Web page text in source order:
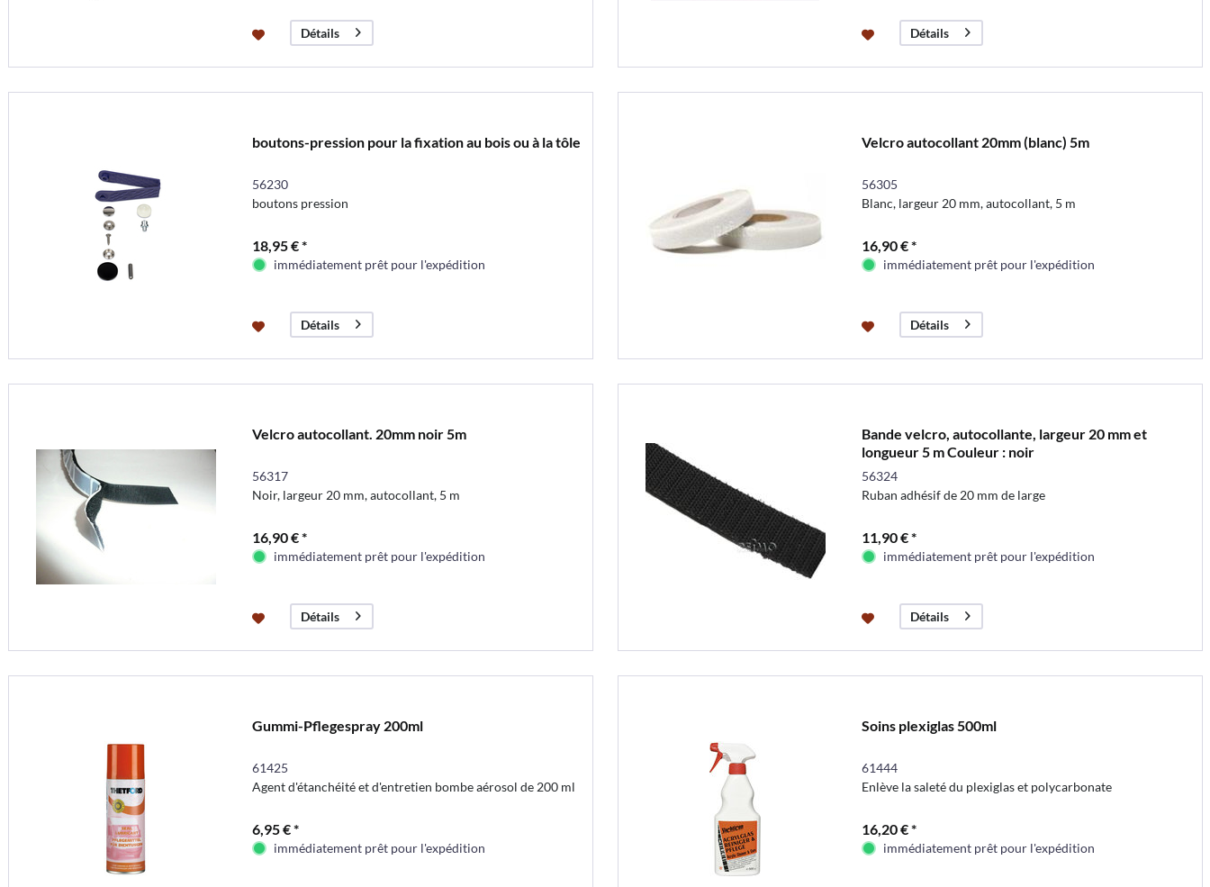
Détails Détails
boutons-pression pour la fixation au bois ou à la tôle
56230
boutons pression
18,95 € *
immédiatement prêt pour l'expédition
Détails
Velcro autocollant 20mm (blanc) 5m
56305
Blanc, largeur 20 mm, autocollant, 5 m
16,90 € *
immédiatement prêt pour l'expédition
Détails
Velcro autocollant. 20mm noir 5m
56317
Noir, largeur 20 mm, autocollant, 5 m
16,90 € *
immédiatement prêt pour l'expédition
Détails
Bande velcro, autocollante, largeur 20 mm et
longueur 5 m Couleur : noir
56324
Ruban adhésif de 20 mm de large
11,90 € *
immédiatement prêt pour l'expédition
Détails
Gummi-Pflegespray 200ml
61425
Agent d'étanchéité et d'entretien bombe aérosol de 200 ml
6,95 € *
immédiatement prêt pour l'expédition
Soins plexiglas 500ml
61444
Enlève la saleté du plexiglas et polycarbonate
16,20 € *
immédiatement prêt pour l'expédition